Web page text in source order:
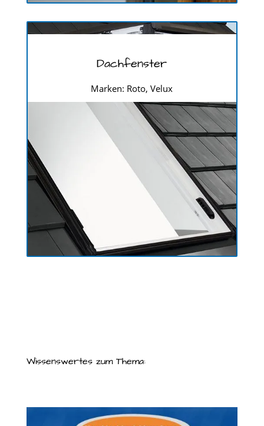
Dachfenster
Marken: Roto, Velux
Wissenswertes zum Thema: